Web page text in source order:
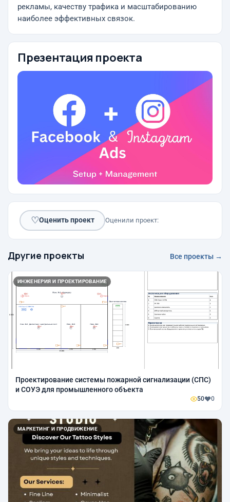
рекламы, качеству трафика и масштабированию
наиболее эффективных связок.
Презентация проекта
♡Оценить проект Оценили проект:
Другие проекты Все проекты →
ИНЖЕНЕРИЯ И ПРОЕКТИРОВАНИЕ
Проектирование системы пожарной сигнализации (СПС)
и СОУЭ для промышленного объекта
50 0
МАРКЕТИНГ И ПРОДВИЖЕНИЕ